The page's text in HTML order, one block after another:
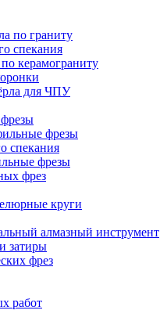
по граниту
спекания
керамограниту
для ЧПУ
фрезы
спекания
фрезы
фрез
круги
алмазный инструмент
затиры
фрез
работ